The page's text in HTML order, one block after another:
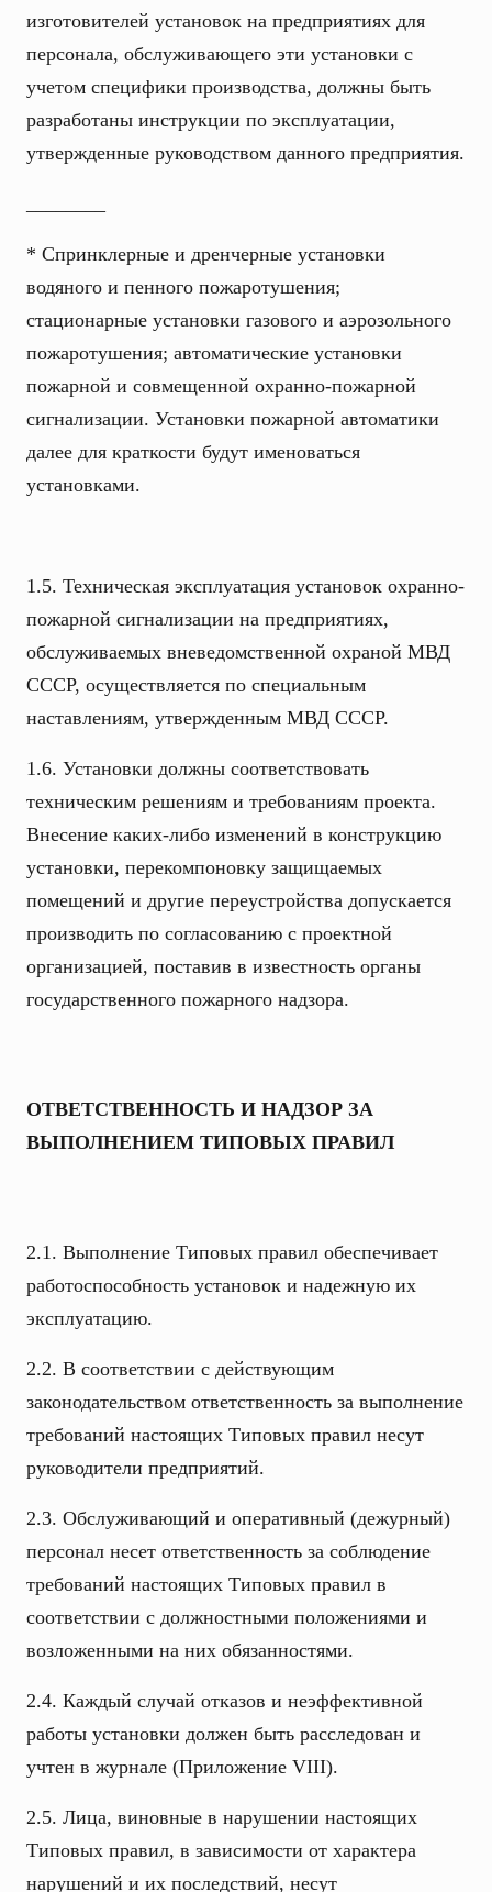
изготовителей установок на предприятиях для
персонала, обслуживающего эти установки с
учетом специфики производства, должны быть
разработаны инструкции по эксплуатации,
утвержденные руководством данного предприятия.
* Спринклерные и дренчерные установки
водяного и пенного пожаротушения;
стационарные установки газового и аэрозольного
пожаротушения; автоматические установки
пожарной и совмещенной охранно-пожарной
сигнализации. Установки пожарной автоматики
далее для краткости будут именоваться
установками.
1.5. Техническая эксплуатация установок охранно-
пожарной сигнализации на предприятиях,
обслуживаемых вневедомственной охраной МВД
СССР, осуществляется по специальным
наставлениям, утвержденным МВД СССР.
1.6. Установки должны соответствовать
техническим решениям и требованиям проекта.
Внесение каких-либо изменений в конструкцию
установки, перекомпоновку защищаемых
помещений и другие переустройства допускается
производить по согласованию с проектной
организацией, поставив в известность органы
государственного пожарного надзора.
ОТВЕТСТВЕННОСТЬ И НАДЗОР ЗА
ВЫПОЛНЕНИЕМ ТИПОВЫХ ПРАВИЛ
2.1. Выполнение Типовых правил обеспечивает
работоспособность установок и надежную их
эксплуатацию.
2.2. В соответствии с действующим
законодательством ответственность за выполнение
требований настоящих Типовых правил несут
руководители предприятий.
2.3. Обслуживающий и оперативный (дежурный)
персонал несет ответственность за соблюдение
требований настоящих Типовых правил в
соответствии с должностными положениями и
возложенными на них обязанностями.
2.4. Каждый случай отказов и неэффективной
работы установки должен быть расследован и
учтен в журнале (Приложение VIII).
2.5. Лица, виновные в нарушении настоящих
Типовых правил, в зависимости от характера
нарушений и их последствий, несут